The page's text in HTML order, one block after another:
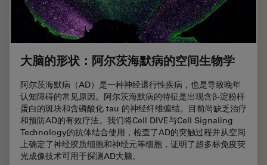
大脑的形状：阿尔茨海默病的空间生物学
阿尔茨海默病（AD）是一种神经退行性疾病，也是导致晚年
认知障碍的常见原因。阿尔茨海默病的特征是出现含β-淀粉样
蛋白的斑块和含磷酸化 tau 的神经纤维缠结。目前尚缺乏治疗
和预防AD的有效疗法。我们将Cell DIVE与Cell Signaling
Technology的抗体结合使用，检查了AD的突触过程并从空间
上确定了神经胶质细胞和神经元等细胞，证明了超多标免疫荧
光成像技术可用于探测AD大脑。